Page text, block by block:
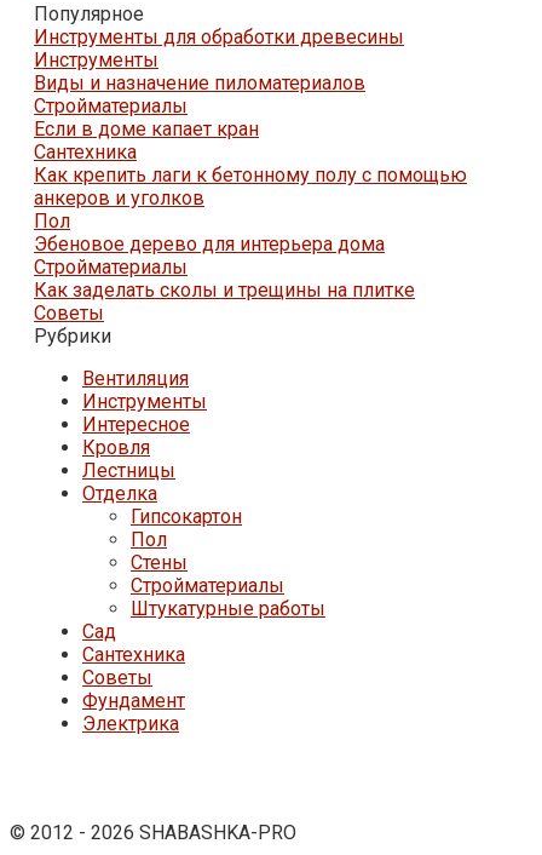
Популярное
Инструменты для обработки древесины
Инструменты
Виды и назначение пиломатериалов
Стройматериалы
Если в доме капает кран
Сантехника
Как крепить лаги к бетонному полу с помощью
анкеров и уголков
Пол
Эбеновое дерево для интерьера дома
Стройматериалы
Как заделать сколы и трещины на плитке
Советы
Рубрики
Вентиляция
Инструменты
Интересное
Кровля
Лестницы
Отделка
Гипсокартон
Пол
Стены
Стройматериалы
Штукатурные работы
Сад
Сантехника
Советы
Фундамент
Электрика
© 2012 - 2026 SHABASHKA-PRO